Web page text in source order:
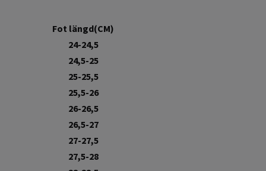
Fot längd(CM)
24-24,5
24,5-25
25-25,5
25,5-26
26-26,5
26,5-27
27-27,5
27,5-28